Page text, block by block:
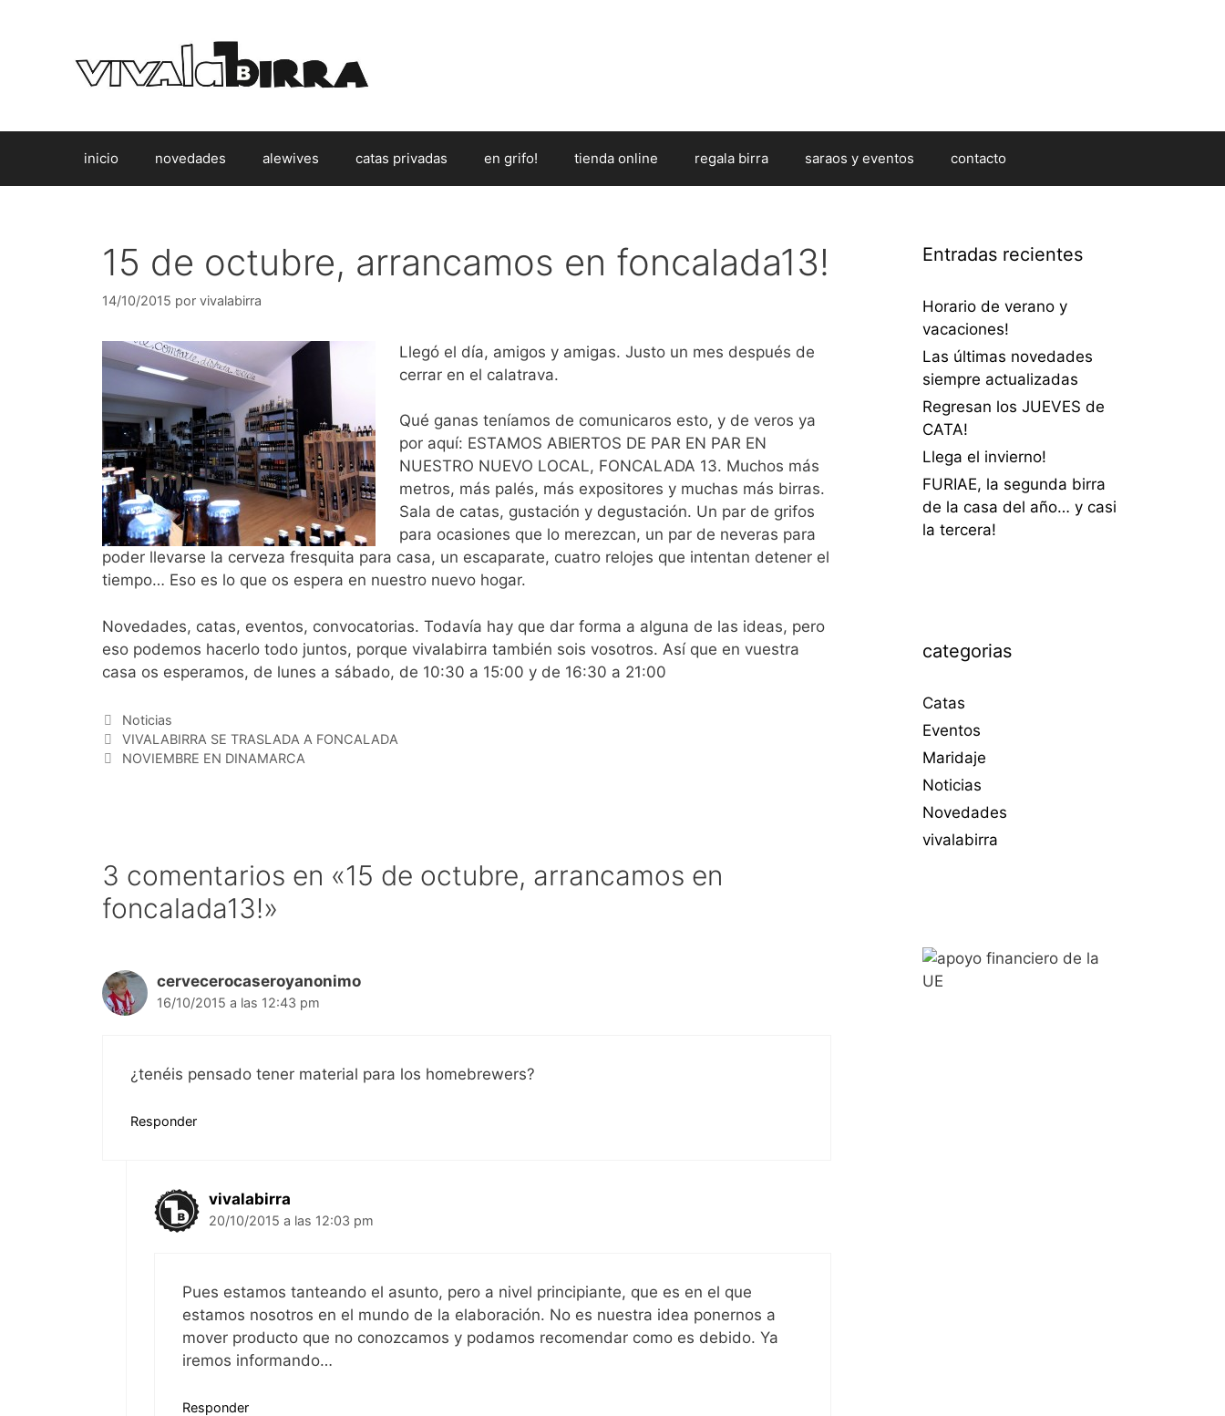
inicio novedades alewives catas privadas en grifo! tienda online regala birra saraos y eventos contacto
15 de octubre, arrancamos en foncalada13!
14/10/2015 por vivalabirra
Llegó el día, amigos y amigas. Justo un mes después de
cerrar en el calatrava.
Qué ganas teníamos de comunicaros esto, y de veros ya
por aquí: ESTAMOS ABIERTOS DE PAR EN PAR EN
NUESTRO NUEVO LOCAL, FONCALADA 13. Muchos más
metros, más palés, más expositores y muchas más birras.
Sala de catas, gustación y degustación. Un par de grifos
para ocasiones que lo merezcan, un par de neveras para
poder llevarse la cerveza fresquita para casa, un escaparate, cuatro relojes que intentan detener el
tiempo… Eso es lo que os espera en nuestro nuevo hogar.
Novedades, catas, eventos, convocatorias. Todavía hay que dar forma a alguna de las ideas, pero
eso podemos hacerlo todo juntos, porque vivalabirra también sois vosotros. Así que en vuestra
casa os esperamos, de lunes a sábado, de 10:30 a 15:00 y de 16:30 a 21:00
Categorías
Noticias
VIVALABIRRA SE TRASLADA A FONCALADA
NOVIEMBRE EN DINAMARCA
3 comentarios en «15 de octubre, arrancamos en
foncalada13!»
cervecerocaseroyanonimo
16/10/2015 a las 12:43 pm
¿tenéis pensado tener material para los homebrewers?
Responder
vivalabirra
20/10/2015 a las 12:03 pm
Pues estamos tanteando el asunto, pero a nivel principiante, que es en el que
estamos nosotros en el mundo de la elaboración. No es nuestra idea ponernos a
mover producto que no conozcamos y podamos recomendar como es debido. Ya
iremos informando…
Responder
Entradas recientes
Horario de verano y
vacaciones!
Las últimas novedades
siempre actualizadas
Regresan los JUEVES de
CATA!
Llega el invierno!
FURIAE, la segunda birra
de la casa del año… y casi
la tercera!
categorias
Catas
Eventos
Maridaje
Noticias
Novedades
vivalabirra